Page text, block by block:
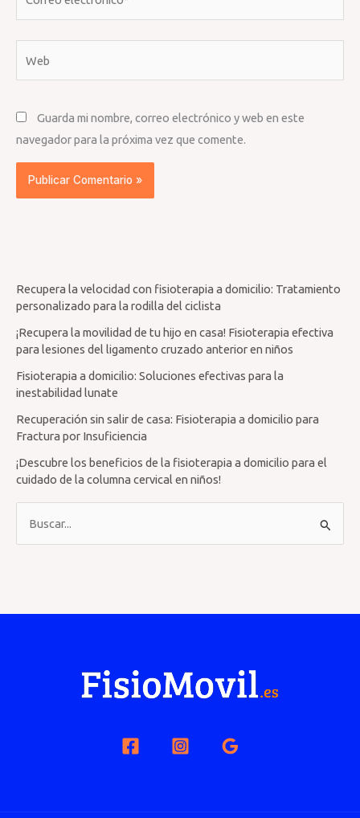
Guarda mi nombre, correo electrónico y web en este
navegador para la próxima vez que comente.
Recupera la velocidad con fisioterapia a domicilio: Tratamiento
personalizado para la rodilla del ciclista
¡Recupera la movilidad de tu hijo en casa! Fisioterapia efectiva
para lesiones del ligamento cruzado anterior en niños
Fisioterapia a domicilio: Soluciones efectivas para la
inestabilidad lunate
Recuperación sin salir de casa: Fisioterapia a domicilio para
Fractura por Insuficiencia
¡Descubre los beneficios de la fisioterapia a domicilio para el
cuidado de la columna cervical en niños!